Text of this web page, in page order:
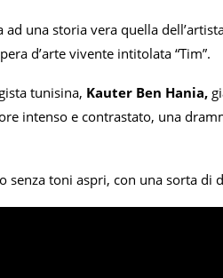
ad una storia vera quella
d’arte vivente intitolata “Tim”.
tunisina, Kauter Ben Hania,
intenso e contrastato, una
senza toni aspri, con una sorta di